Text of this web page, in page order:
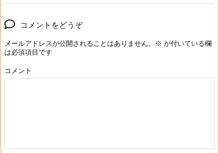
コメントをどうぞ
メールアドレスが公開されることはありません。 ※ が付いている欄
は必須項目です
コメント